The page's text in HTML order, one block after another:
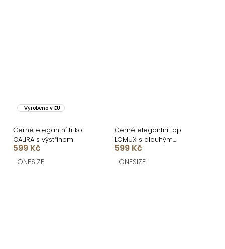
Vyrobeno v EU
Černé elegantní triko
CALIRA s výstřihem
599 Kč
ONESIZE
Černé elegantní top
LOMUX s dlouhým
rukávem
599 Kč
ONESIZE